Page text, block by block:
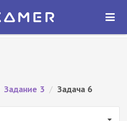
2027
ОТКРЫТЬ
Задание 3 / Задача 6